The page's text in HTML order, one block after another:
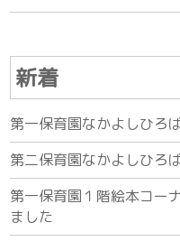
新着
第一保育園なかよしひろ
第二保育園なかよしひろ
第一保育園１階絵本コー
ました